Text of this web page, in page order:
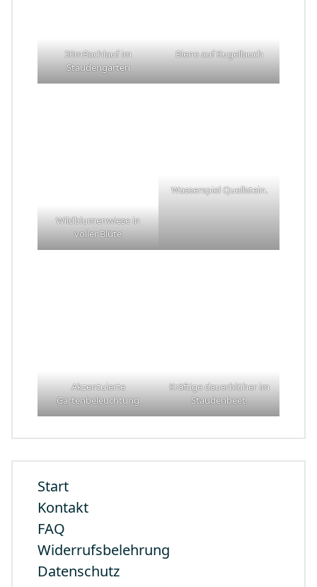
30mBachlauf im
Staudengarten
Biene auf Kugellauch
Wildblumenwiese in
voller Blüte
Wasserspiel Quellstein.
Akzentuierte
Gartenbeleuchtung
Kräftige dauerblüher im
Staudenbeet.
Start
Kontakt
FAQ
Widerrufsbelehrung
Datenschutz